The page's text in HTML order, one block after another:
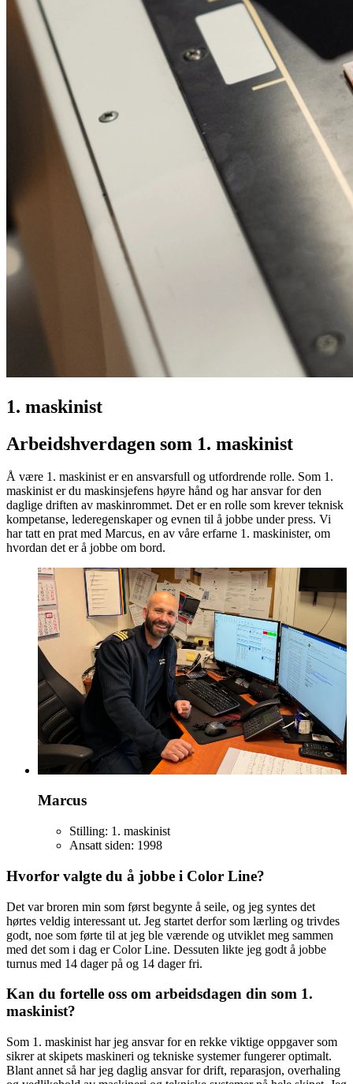
1. maskinist
Arbeidshverdagen som 1. maskinist
Å være 1. maskinist er en ansvarsfull og utfordrende rolle. Som 1.
maskinist er du maskinsjefens høyre hånd og har ansvar for den
daglige driften av maskinrommet. Det er en rolle som krever teknisk
kompetanse, lederegenskaper og evnen til å jobbe under press. Vi
har tatt en prat med Marcus, en av våre erfarne 1. maskinister, om
hvordan det er å jobbe om bord.
Marcus
Stilling: 1. maskinist
Ansatt siden: 1998
Hvorfor valgte du å jobbe i Color Line?
Det var broren min som først begynte å seile, og jeg syntes det
hørtes veldig interessant ut. Jeg startet derfor som lærling og trivdes
godt, noe som førte til at jeg ble værende og utviklet meg sammen
med det som i dag er Color Line. Dessuten likte jeg godt å jobbe
turnus med 14 dager på og 14 dager fri.
Kan du fortelle oss om arbeidsdagen din som 1.
maskinist?
Som 1. maskinist har jeg ansvar for en rekke viktige oppgaver som
sikrer at skipets maskineri og tekniske systemer fungerer optimalt.
Blant annet så har jeg daglig ansvar for drift, reparasjon, overhaling